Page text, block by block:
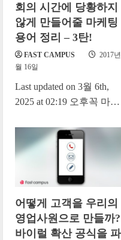
회의 시간에 당황하지
않게 만들어줄 마케팅
용어 정리 – 3탄!
FAST CAMPUS
2017
월 16일
Last updated on 3월 6th,
2025 at 02:19 오후꼭 마케
는 알 수 없는 마케팅...
어떻게 고객을 우리의
영업사원으로 만들까?
바이럴 확산 공식을 파